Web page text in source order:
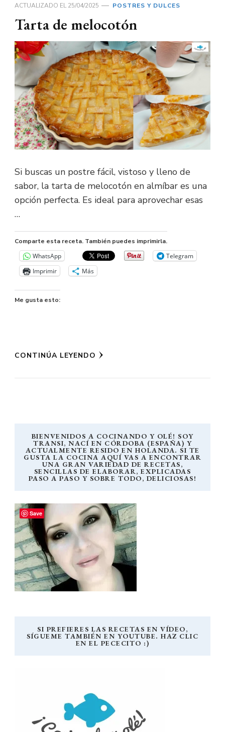
ACTUALIZADO EL25/04/2025 POSTRES Y DULCES
Tarta de melocotón
Si buscas un postre fácil, vistoso y lleno de
sabor, la tarta de melocotón en almíbar es una
opción perfecta. Es ideal para aprovechar esas
…
Comparte esta receta. También puedes imprimirla.
WhatsApp
Telegram
Imprimir
Más
Me gusta esto:
CONTINÚA LEYENDO
BIENVENIDOS A COCINANDO Y OLÉ! SOY
TRANSI, NACÍ EN CÓRDOBA (ESPAÑA) Y
ACTUALMENTE RESIDO EN HOLANDA. SI TE
GUSTA LA COCINA AQUÍ VAS A ENCONTRAR
UNA GRAN VARIEDAD DE RECETAS,
SENCILLAS DE ELABORAR, EXPLICADAS
PASO A PASO Y SOBRE TODO, DELICIOSAS!
SI PREFIERES LAS RECETAS EN VÍDEO,
SÍGUEME TAMBIÉN EN YOUTUBE. HAZ CLIC
EN EL PECECITO :)
Save